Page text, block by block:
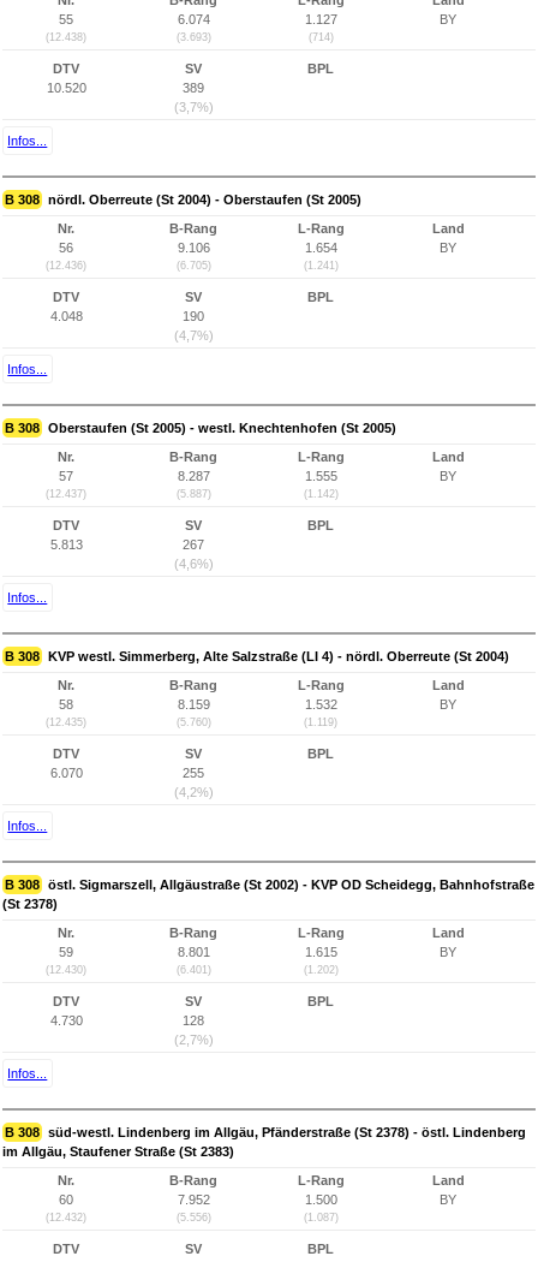
55
(12.438)
6.074
(3.693)
1.127
(714)
BY
DTV
10.520
SV
389
(3,7%)
BPL
Infos...
B 308 nördl. Oberreute (St 2004) - Oberstaufen (St 2005)
Nr.
56
(12.436)
B-Rang
9.106
(6.705)
L-Rang
1.654
(1.241)
Land
BY
DTV
4.048
SV
190
(4,7%)
BPL
Infos...
B 308 Oberstaufen (St 2005) - westl. Knechtenhofen (St 2005)
Nr.
57
(12.437)
B-Rang
8.287
(5.887)
L-Rang
1.555
(1.142)
Land
BY
DTV
5.813
SV
267
(4,6%)
BPL
Infos...
B 308 KVP westl. Simmerberg, Alte Salzstraße (LI 4) - nördl. Oberreute (St 2004)
Nr.
58
(12.435)
B-Rang
8.159
(5.760)
L-Rang
1.532
(1.119)
Land
BY
DTV
6.070
SV
255
(4,2%)
BPL
Infos...
B 308 östl. Sigmarszell, Allgäustraße (St 2002) - KVP OD Scheidegg, Bahnhofstraße
(St 2378)
Nr.
59
(12.430)
B-Rang
8.801
(6.401)
L-Rang
1.615
(1.202)
Land
BY
DTV
4.730
SV
128
(2,7%)
BPL
Infos...
B 308 süd-westl. Lindenberg im Allgäu, Pfänderstraße (St 2378) - östl. Lindenberg
im Allgäu, Staufener Straße (St 2383)
Nr.
60
(12.432)
B-Rang
7.952
(5.556)
L-Rang
1.500
(1.087)
Land
BY
DTV
SV
BPL